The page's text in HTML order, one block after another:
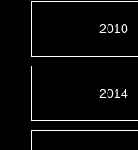
2010
2014